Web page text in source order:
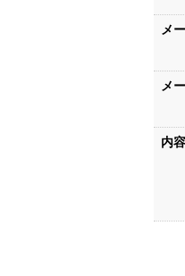
メ
メ
内容